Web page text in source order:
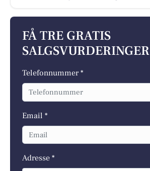
FÅ TRE GRATIS
SALGSVURDERINGER
Telefonnummer *
Email *
Adresse *